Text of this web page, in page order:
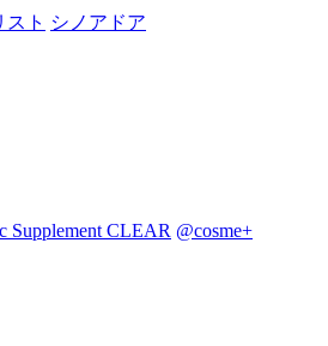
ト シノアドア
Supplement CLEAR @cosme+